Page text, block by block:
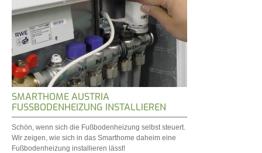
SMARTHOME AUSTRIA
FUSSBODENHEIZUNG INSTALLIEREN
Schön, wenn sich die Fußbodenheizung selbst steuert.
Wir zeigen, wie sich in das Smarthome daheim eine
Fußbodenheizung installieren lässt!